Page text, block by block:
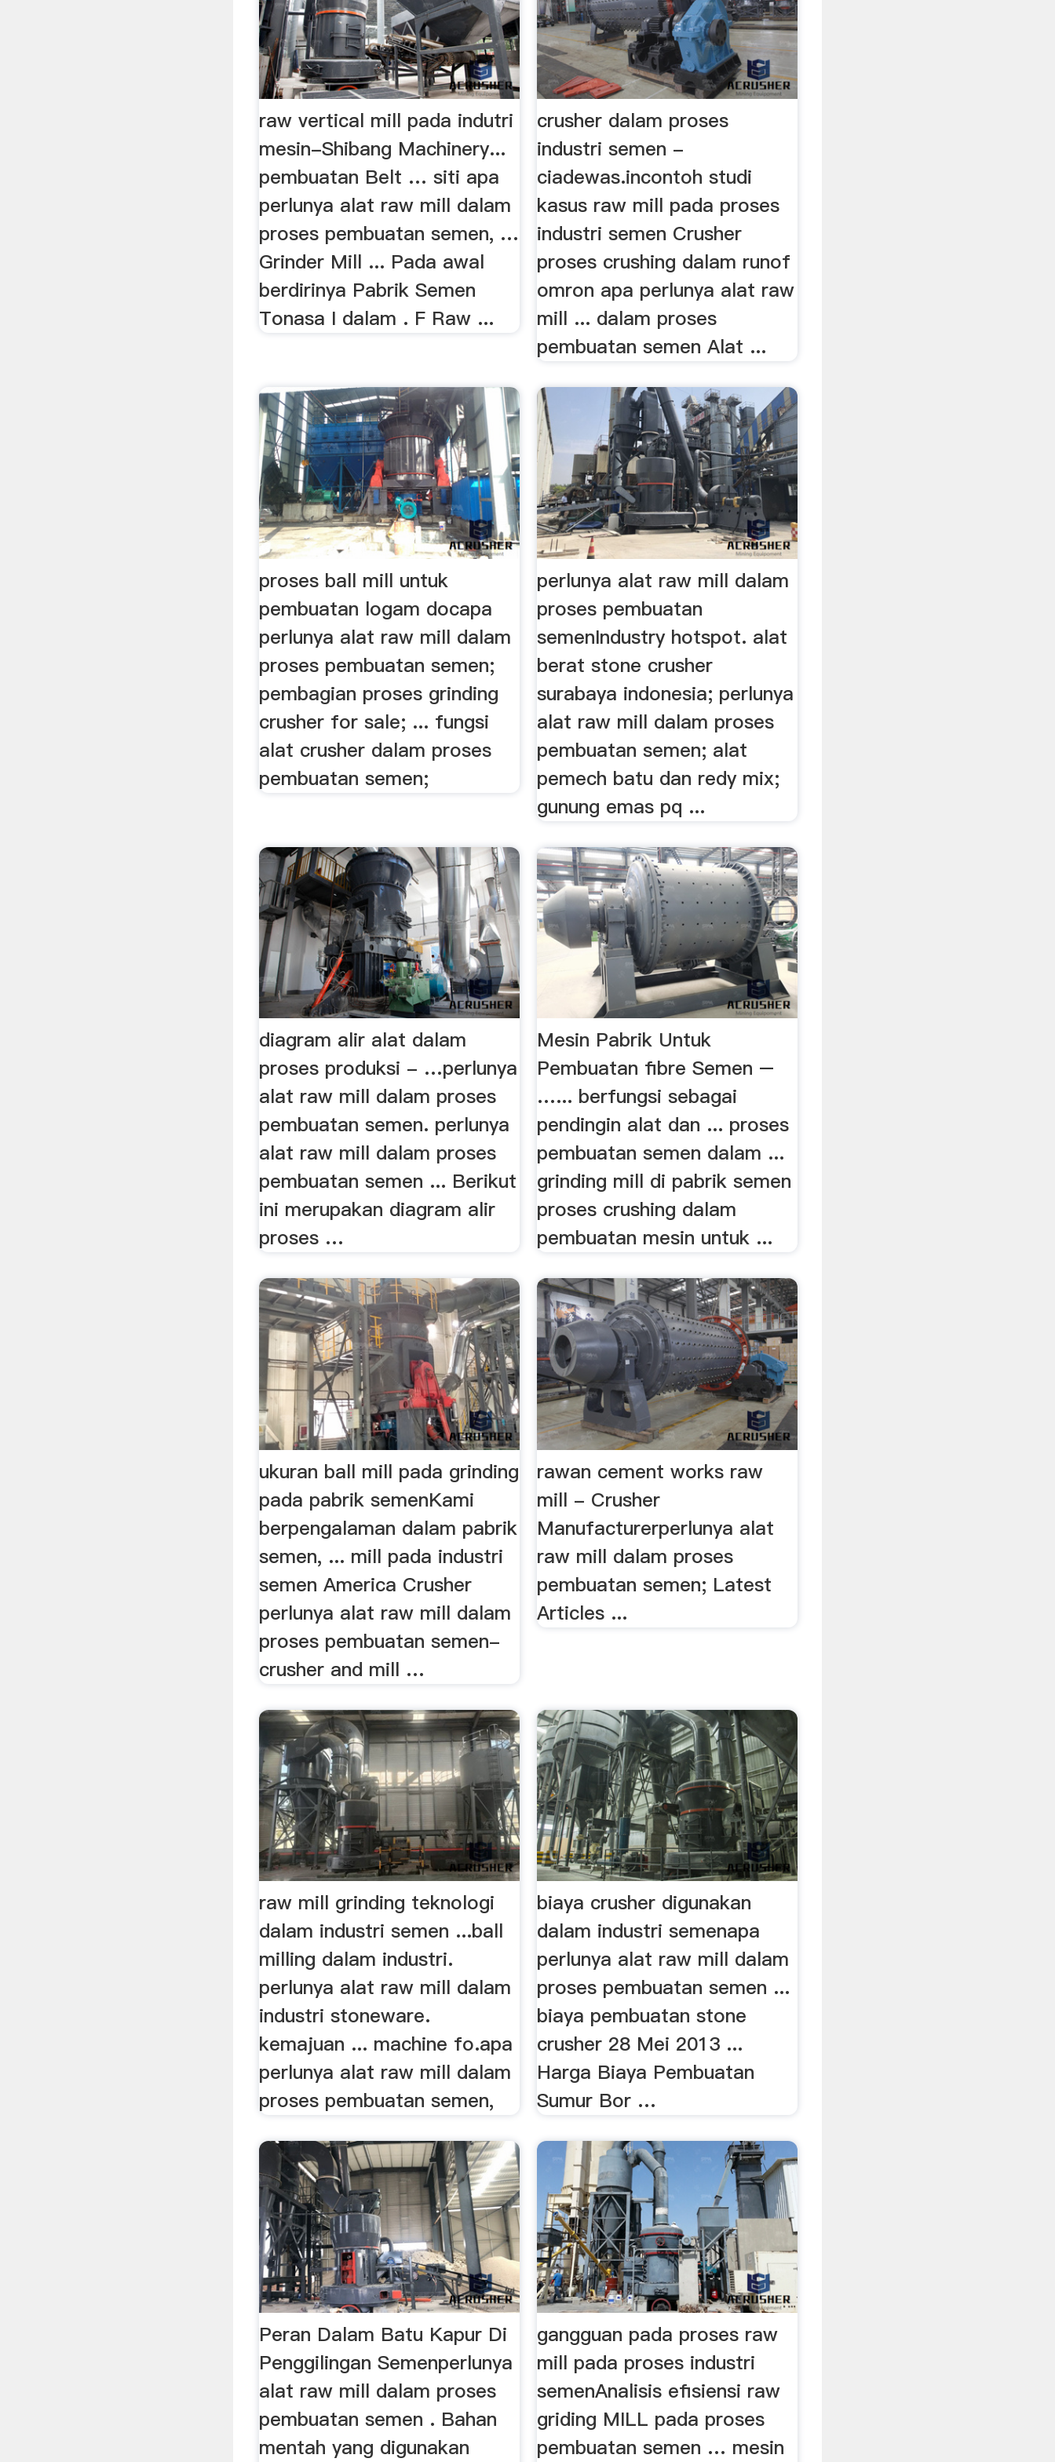
raw vertical mill pada indutri
mesin-Shibang Machinery...
pembuatan Belt … siti apa
perlunya alat raw mill dalam
proses pembuatan semen, …
Grinder Mill ... Pada awal
berdirinya Pabrik Semen
Tonasa I dalam . F Raw ...
crusher dalam proses
industri semen -
ciadewas.incontoh studi
kasus raw mill pada proses
industri semen Crusher
proses crushing dalam runof
omron apa perlunya alat raw
mill ... dalam proses
pembuatan semen Alat ...
proses ball mill untuk
pembuatan logam docapa
perlunya alat raw mill dalam
proses pembuatan semen;
pembagian proses grinding
crusher for sale; ... fungsi
alat crusher dalam proses
pembuatan semen;
perlunya alat raw mill dalam
proses pembuatan
semenIndustry hotspot. alat
berat stone crusher
surabaya indonesia; perlunya
alat raw mill dalam proses
pembuatan semen; alat
pemech batu dan redy mix;
gunung emas pq ...
diagram alir alat dalam
proses produksi - …perlunya
alat raw mill dalam proses
pembuatan semen. perlunya
alat raw mill dalam proses
pembuatan semen ... Berikut
ini merupakan diagram alir
proses …
Mesin Pabrik Untuk
Pembuatan fibre Semen –
…... berfungsi sebagai
pendingin alat dan ... proses
pembuatan semen dalam ...
grinding mill di pabrik semen
proses crushing dalam
pembuatan mesin untuk ...
ukuran ball mill pada grinding
pada pabrik semenKami
berpengalaman dalam pabrik
semen, ... mill pada industri
semen America Crusher
perlunya alat raw mill dalam
proses pembuatan semen-
crusher and mill …
rawan cement works raw
mill - Crusher
Manufacturerperlunya alat
raw mill dalam proses
pembuatan semen; Latest
Articles ...
raw mill grinding teknologi
dalam industri semen ...ball
milling dalam industri.
perlunya alat raw mill dalam
industri stoneware.
kemajuan ... machine fo.apa
perlunya alat raw mill dalam
proses pembuatan semen,
biaya crusher digunakan
dalam industri semenapa
perlunya alat raw mill dalam
proses pembuatan semen ...
biaya pembuatan stone
crusher 28 Mei 2013 ...
Harga Biaya Pembuatan
Sumur Bor …
Peran Dalam Batu Kapur Di
Penggilingan Semenperlunya
alat raw mill dalam proses
pembuatan semen . Bahan
mentah yang digunakan
gangguan pada proses raw
mill pada proses industri
semenAnalisis efisiensi raw
griding MILL pada proses
pembuatan semen … mesin